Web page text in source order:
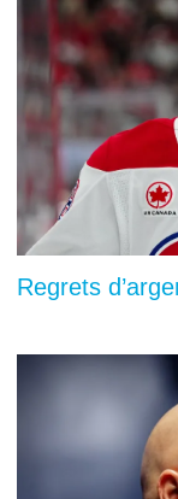
Regrets